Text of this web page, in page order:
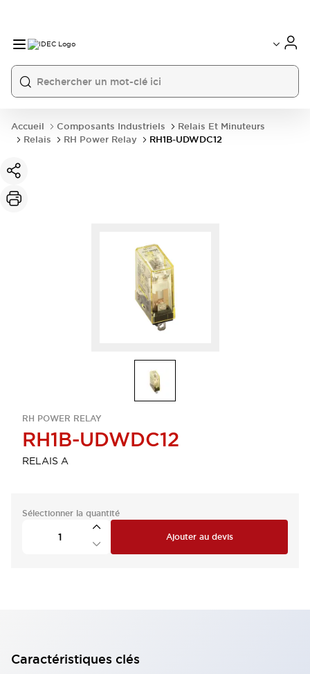
Accueil Composants Industriels
Relais Et Minuteurs
Relais
RH Power Relay RH1B-UDWDC12
RH POWER RELAY
RH1B-UDWDC12
RELAIS A
Sélectionner la quantité
Ajouter au devis
Caractéristiques clés